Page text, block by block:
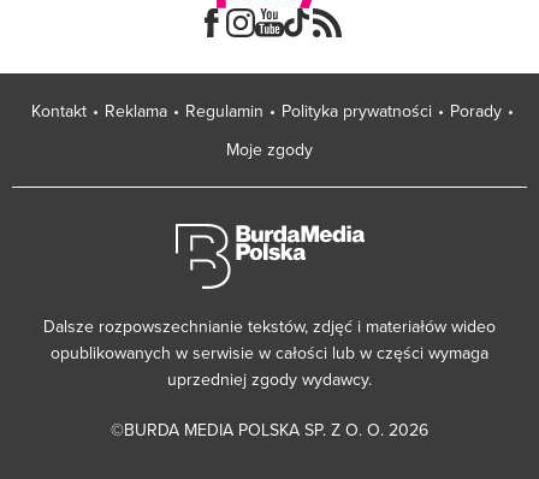
Kontakt Reklama Regulamin Polityka prywatności
Porady
Moje zgody
Dalsze rozpowszechnianie tekstów, zdjęć i materiałów wideo
opublikowanych w serwisie w całości lub w części wymaga
uprzedniej zgody wydawcy.
©BURDA MEDIA POLSKA SP. Z O. O. 2026